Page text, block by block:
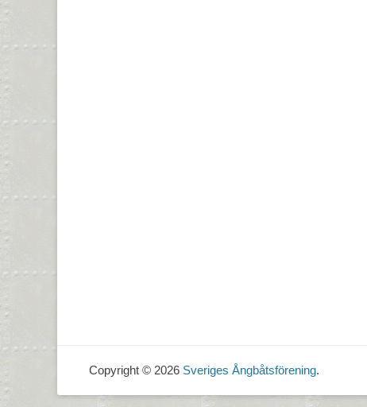
Copyright © 2026 Sveriges Ångbåtsförening.